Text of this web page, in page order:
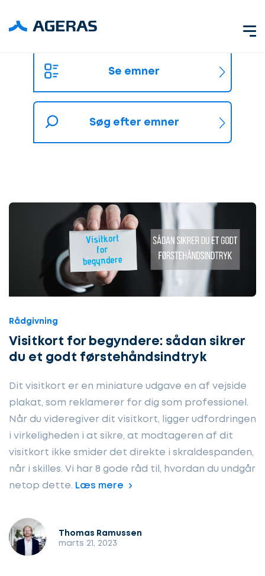
Se emner
Søg efter emner
Rådgivning
Visitkort for begyndere: sådan sikrer
du et godt førstehåndsindtryk
Dit visitkort er en miniature udgave en af vejside
plakat, som reklamerer for dig som professionel.
Når du videregiver dit visitkort, ligger udfordringen
i virkeligheden i at sikre, at modtageren af dit
visitkort ikke smider det direkte i skraldespanden,
når i skilles. Vi har 8 gode råd til, hvordan du undgår
netop dette. Læs mere
Thomas Ramussen
marts 21, 2023